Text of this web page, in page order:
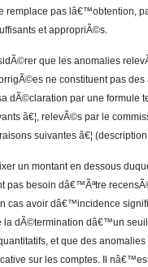
remplace pas lâ€™obtention,
et appropriÃ©s.
que les anomalies
ne constituent pas
dÃ©claration par une formule
â€¦, relevÃ©s par le
suivantes â€¦
un montant en dessous
besoin dâ€™Ãªtre
cas avoir dâ€™incidence
la dÃ©termination dâ€™un
et que des
sur les comptes. Il